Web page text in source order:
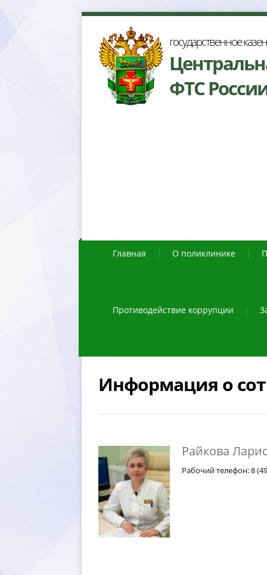
осударственное
ФТС
Главная О поликлинике
Противодействие коррупции
Информация о
Райкова
Рабочий телефон: 8